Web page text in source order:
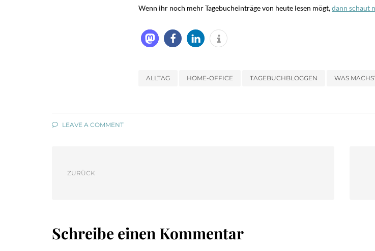
Wenn ihr noch mehr Tagebucheinträge von heute lesen mögt,dann schaut
ALLTAG HOME-OFFICE TAGEBUCHBLOGGEN WAS
LEAVE A COMMENT
ZURÜCK
Schreibe einen Kommentar